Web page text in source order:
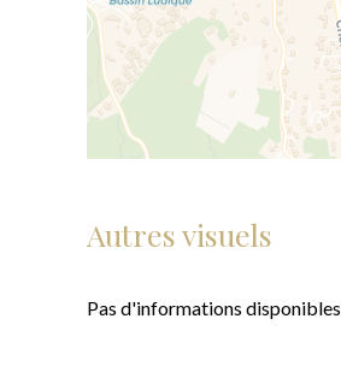
Autres visuels
Pas d'informations disponibles